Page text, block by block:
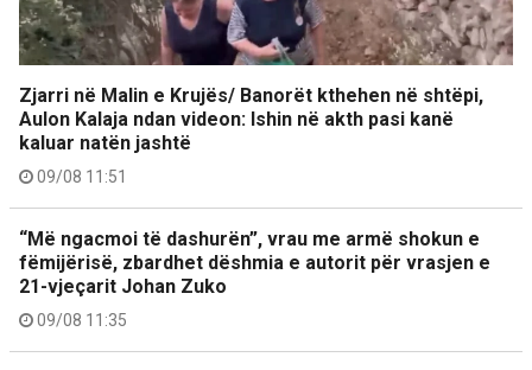
Zjarri në Malin e Krujës/ Banorët kthehen në shtëpi,
Aulon Kalaja ndan videon: Ishin në akth pasi kanë
kaluar natën jashtë
09/08 11:51
“Më ngacmoi të dashurën”, vrau me armë shokun e
fëmijërisë, zbardhet dëshmia e autorit për vrasjen e
21-vjeçarit Johan Zuko
09/08 11:35